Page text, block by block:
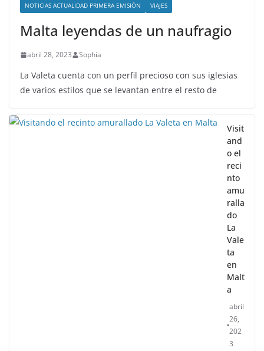
NOTICIAS ACTUALIDAD PRIMERA EMISIÓN VIAJES
Malta leyendas de un naufragio
abril 28, 2023 Sophia
La Valeta cuenta con un perfil precioso con sus iglesias
de varios estilos que se levantan entre el resto de
Visit
and
o el
reci
nto
amu
ralla
do
La
Vale
ta
en
Malt
a
abril
26,
202
3